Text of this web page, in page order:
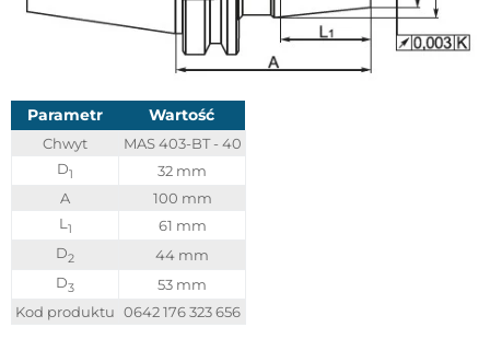
Parametr Wartość
Chwyt
MAS 403-BT - 40
D1
32 mm
A
100 mm
L 1
61 mm
D2
44 mm
D3
53 mm
Kod produktu 0642 176 323 656